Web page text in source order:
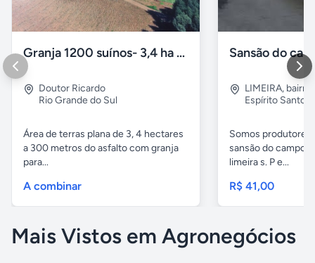
Granja 1200 suínos- 3,4 ha Doutor Ricardo/RS
Doutor Ricardo
Rio Grande do Sul
Área de terras plana de 3, 4 hectares
a 300 metros do asfalto com granja
para...
A combinar
LIMEIRA,
Espírito Santo
Somos produtores
sansão do campo
limeira s. P e...
R$ 41,00
Mais Vistos em Agronegócios